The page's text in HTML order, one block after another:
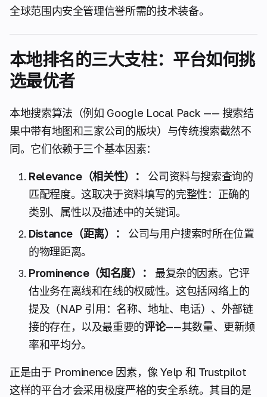
全球范围内安全管理信誉所需的技术装备。
本地排名的三大支柱：平台如何挑
选最优者
本地搜索算法（例如 Google Local Pack —— 搜索结
果中带有地图和三家公司的版块）与传统搜索截然不
同。它们依赖于三个基本因素：
Relevance（相关性）：
公司资料与搜索查询的
匹配程度。这取决于资料填写的完整性：正确的
类别、属性以及描述中的关键词。
Distance（距离）：
公司与用户搜索时所在位置
的物理距离。
Prominence（知名度）：
最复杂的因素。它评
估业务在离线和在线的权威性。这包括网络上的
提及（NAP 引用：名称、地址、电话）、外部链
接的存在，以及最重要的评论——其数量、更新频
率和平均分。
正是由于 Prominence 因素，像 Yelp 和 Trustpilot
这样的平台才会采用极度严格的安全系统。其目的是